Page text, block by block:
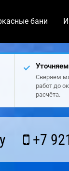
бани
Сверяем
работ до
расчёта.
+7